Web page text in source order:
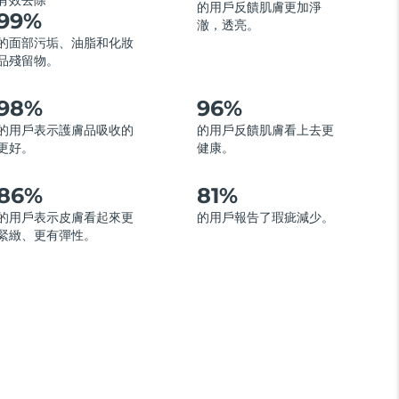
面部污垢、油脂和化妝
殘留物。
的用戶反饋肌膚更加淨
澈，透亮。
用戶表示護膚品吸收的
好。
96%
的用戶反饋肌膚看上去更
健康。
用戶表示皮膚看起來更
緻、更有彈性。
81%
的用戶報告了瑕疵減少。